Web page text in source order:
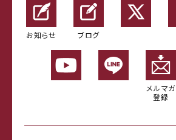
お知らせ ブログ
メルマガ
登録